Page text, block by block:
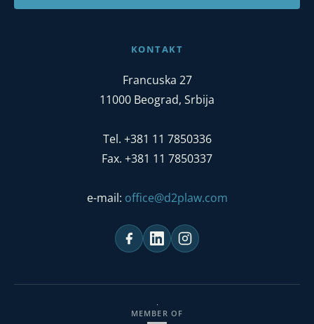
KONTAKT
Francuska 27
11000 Beograd, Srbija
Tel. +381 11 7850336
Fax. +381 11 7850337
e-mail: office@d2plaw.com